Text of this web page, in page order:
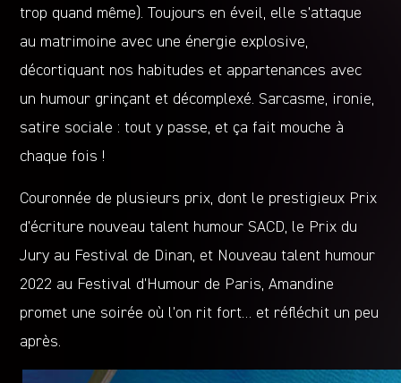
trop quand même). Toujours en éveil, elle s’attaque
au matrimoine avec une énergie explosive,
décortiquant nos habitudes et appartenances avec
un humour grinçant et décomplexé. Sarcasme, ironie,
satire sociale : tout y passe, et ça fait mouche à
chaque fois !
Couronnée de plusieurs prix, dont le prestigieux Prix
d’écriture nouveau talent humour SACD, le Prix du
Jury au Festival de Dinan, et Nouveau talent humour
2022 au Festival d’Humour de Paris, Amandine
promet une soirée où l’on rit fort… et réfléchit un peu
après.